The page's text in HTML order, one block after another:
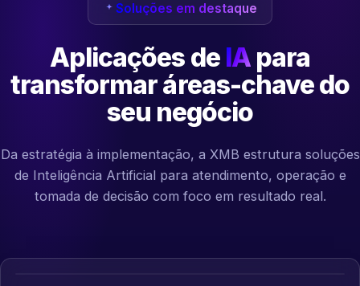
Soluções em destaque
Aplicações de IApara
transformaráreas-chave do
seu negócio
Da estratégia à implementação, a XMB estrutura soluções
de Inteligência Artificial para atendimento, operação e
tomada de decisão com foco em resultado real.